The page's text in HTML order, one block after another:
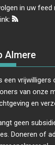
in uw feed
Almere
een vrijwilligers
van onze
en
geen
Doneren of